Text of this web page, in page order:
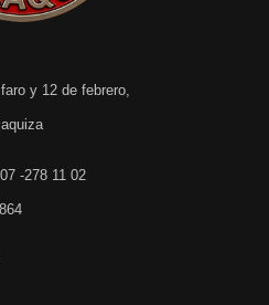
y 12 de febrero,
-278 11 02